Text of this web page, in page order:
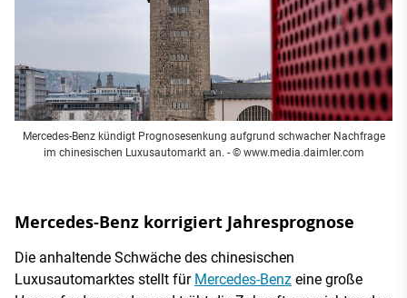
Mercedes-Benz kündigt Prognosesenkung aufgrund schwacher Nachfrage
im chinesischen Luxusautomarkt an. - © www.media.daimler.com
Mercedes-Benz korrigiert Jahresprognose
Die anhaltende Schwäche des chinesischen
Luxusautomarktes stellt für Mercedes-Benz eine große